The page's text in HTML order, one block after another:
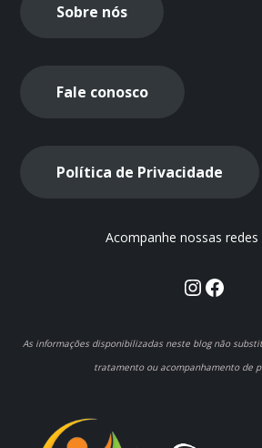
Sobre nós
Fale conosco
Política de Privacidade
Acompanhe nossas redes
As informações disponibilizadas neste blog não
tratamento ou acompanhamento de